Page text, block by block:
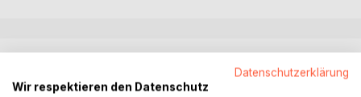
Datenschutzerklärung
Wir respektieren den Datenschutz